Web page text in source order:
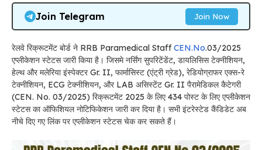
Join Telegram Join Now
रेलवे रिक्रूटमेंट बोर्ड ने RRB Paramedical StaffCEN.No.03/2025
एप्लीकेशन स्टेटस जारी किया है। जिसमे नर्सिंग सुपरिटेंडेंट, डायलिसिस टेक्नीशियन,
हेल्थ और मलेरिया इंस्पेक्टर Gr. II, फार्मासिस्ट (एंट्री ग्रेड), रेडियोग्राफर एक्स-रे
टेक्नीशियन, ECG टेक्नीशियन, और LAB असिस्टेंट Gr. II पैरामेडिकल कैटेगरी
(CEN. No. 03/2025) रिक्रूटमेंट 2025 के लिए 434 पोस्ट के लिए एप्लीकेशन
स्टेटस का ऑफिशियल नोटिफिकेशन जारी कर दिया है। सभी इंटरेस्टेड कैंडिडेट अब
नीचे दिए गए लिंक पर एप्लीकेशन स्टेटस चेक कर सकते हैं।